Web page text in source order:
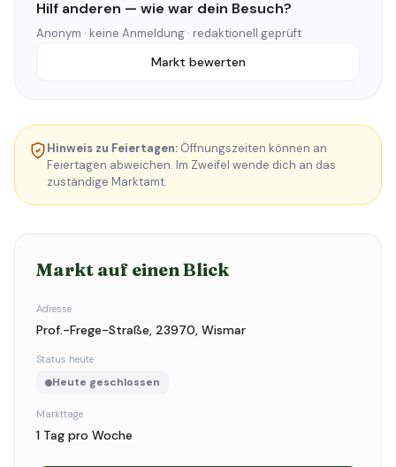
Hilf anderen — wie war dein Besuch?
Anonym · keine Anmeldung · redaktionell geprüft
Markt bewerten
Hinweis zu Feiertagen: Öffnungszeiten können an
Feiertagen abweichen. Im Zweifel wende dich an das
zuständige Marktamt.
Markt auf einen Blick
Adresse
Prof.-Frege-Straße, 23970, Wismar
Status heute
Heute geschlossen
Markttage
1 Tag pro Woche